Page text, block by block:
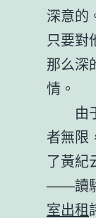
深意的
只要對
那么深
情。
由
者無限
了黃紀
——讀
室出租